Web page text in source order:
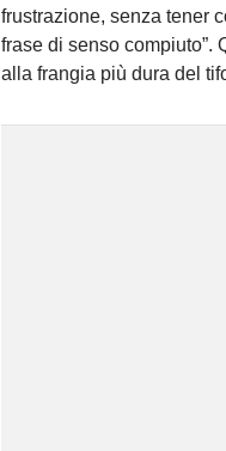
frustrazione, senza tener
frase di senso compiuto”.
alla frangia più dura del